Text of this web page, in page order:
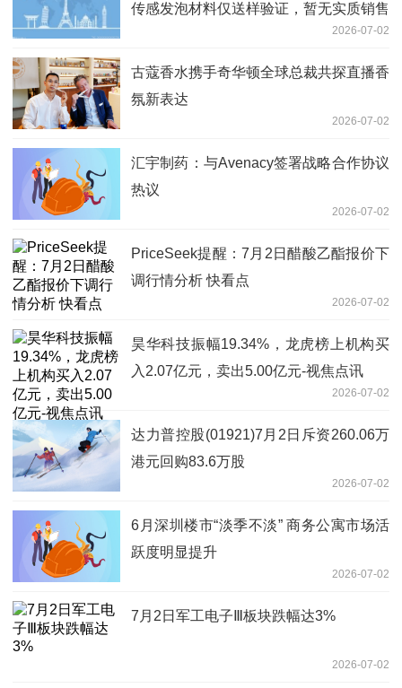
传感发泡材料仅送样验证，暂无实质销售
2026-07-02
古蔻香水携手奇华顿全球总裁共探直播香
氛新表达
2026-07-02
汇宇制药：与Avenacy签署战略合作协议
热议
2026-07-02
PriceSeek提醒：7月2日醋酸乙酯报价下
调行情分析 快看点
2026-07-02
昊华科技振幅19.34%，龙虎榜上机构买
入2.07亿元，卖出5.00亿元-视焦点讯
2026-07-02
达力普控股(01921)7月2日斥资260.06万
港元回购83.6万股
2026-07-02
6月深圳楼市“淡季不淡” 商务公寓市场活
跃度明显提升
2026-07-02
7月2日军工电子Ⅲ板块跌幅达3%
2026-07-02